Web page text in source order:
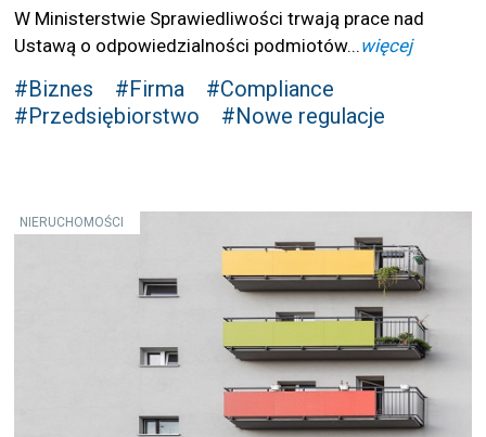
W Ministerstwie Sprawiedliwości trwają prace nad
Ustawą o odpowiedzialności podmiotów...więcej
#Biznes #Firma
#Compliance
#Przedsiębiorstwo
#Nowe regulacje
NIERUCHOMOŚCI